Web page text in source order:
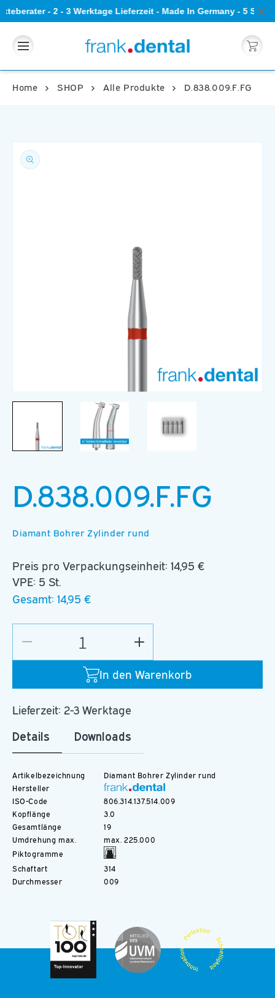
- 2 - 3 Werktage Lieferzeit - Made In Germany - 5
Direkt
zum
Warenkorb
Home SHOP Alle Produkte D.838.009.F.FG
1
D.838.009.F.FG
Diamant Bohrer Zylinder rund
Preis pro Verpackungseinheit: 14,95 €
VPE: 5 St.
Gesamt: 14,95 €
In den Warenkorb
die
für
Erhöhe
die
Menge
für
Lieferzeit: 2-3 Werktage
Details
Downloads
Artikelbezeichnung
Diamant Bohrer Zylinder rund
Hersteller
ISO-Code
806.314.137.514.009
Kopflänge
3.0
Gesamtlänge
19
Umdrehung max.
max. 225.000
Piktogramme
Schaftart
314
Durchmesser
009